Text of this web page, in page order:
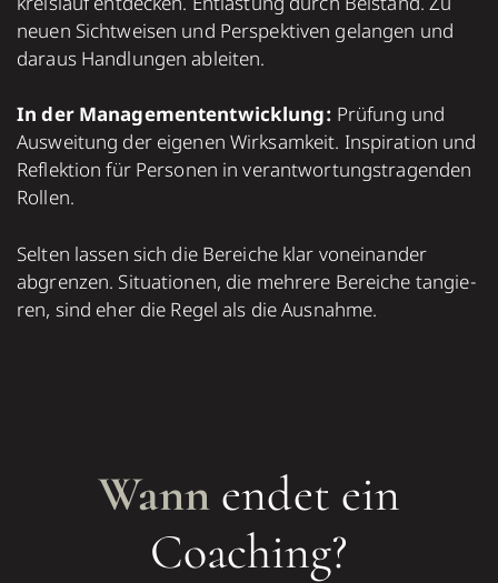
kreis­lauf entdecken. Ent­las­tung durch Bei­stand. Zu
neuen Sicht­wei­sen und Per­spek­ti­ven gelan­gen und
daraus Hand­lun­gen ablei­ten.
In der Manage­ment­ent­wick­lung: Prü­fung und
Aus­wei­tung der eige­nen Wirk­sam­keit. Inspi­ra­tion und
Reflek­tion für Perso­nen in ver­ant­wor­tungs­tra­gen­den
Rollen.
Sel­ten las­sen sich die Bereiche klar von­ein­an­der
abgren­zen. Situa­tio­nen, die meh­rere Bereiche tan­gie­
ren, sind eher die Regel als die Aus­nahme.
Wann endet ein
Coaching?